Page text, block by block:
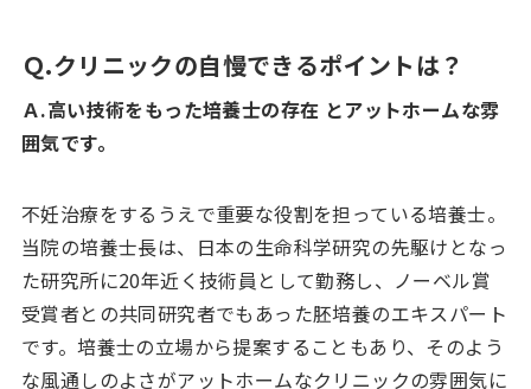
Ｑ.クリニックの自慢できるポイントは？
Ａ.高い技術をもった培養士の存在 とアットホームな雰
囲気です。
不妊治療をするうえで重要な役割を担っている培養士。
当院の培養士長は、日本の生命科学研究の先駆けとなっ
た研究所に20年近く技術員として勤務し、ノーベル賞
受賞者との共同研究者でもあった胚培養のエキスパート
です。培養士の立場から提案することもあり、そのよう
な風通しのよさがアットホームなクリニックの雰囲気に